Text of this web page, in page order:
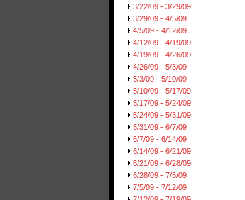
3/22/09 - 3/29/09
3/29/09 - 4/5/09
4/5/09 - 4/12/09
4/12/09 - 4/19/09
4/19/09 - 4/26/09
4/26/09 - 5/3/09
5/3/09 - 5/10/09
5/10/09 - 5/17/09
5/17/09 - 5/24/09
5/24/09 - 5/31/09
5/31/09 - 6/7/09
6/7/09 - 6/14/09
6/14/09 - 6/21/09
6/21/09 - 6/28/09
6/28/09 - 7/5/09
7/5/09 - 7/12/09